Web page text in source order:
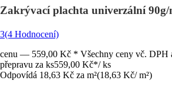
Zakrývací plachta univerzální 90g/
3(4 Hodnocení)
cenu — 559,00 Kč * Všechny ceny vč. DPH
přepravu za ks559,00 Kč*/ ks
Odpovídá 18,63 Kč za m²(18,63 Kč/ m²)